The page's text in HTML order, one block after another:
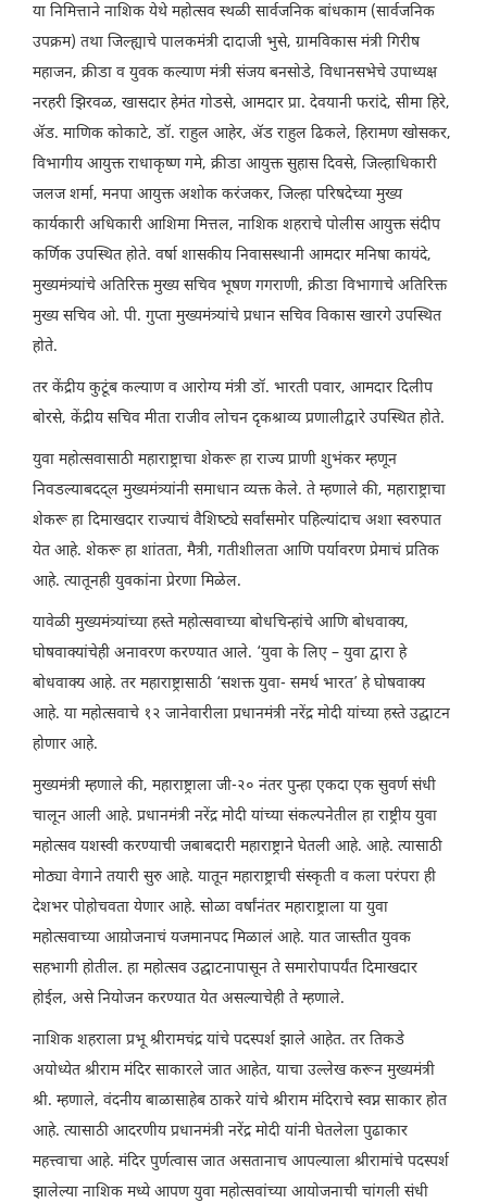
या निमित्ताने नाशिक येथे महोत्सव स्थळी सार्वजनिक बांधकाम (सार्वजनिक
उपक्रम) तथा जिल्ह्याचे पालकमंत्री दादाजी भुसे, ग्रामविकास मंत्री गिरीष
महाजन, क्रीडा व युवक कल्याण मंत्री संजय बनसोडे, विधानसभेचे उपाध्यक्ष
नरहरी झिरवळ, खासदार हेमंत गोडसे, आमदार प्रा. देवयानी फरांदे, सीमा हिरे,
ॲड. माणिक कोकाटे, डॉ. राहुल आहेर, ॲड राहुल ढिकले, हिरामण खोसकर,
विभागीय आयुक्त राधाकृष्ण गमे, क्रीडा आयुक्त सुहास दिवसे, जिल्हाधिकारी
जलज शर्मा, मनपा आयुक्त अशोक करंजकर, जिल्हा परिषदेच्या मुख्य
कार्यकारी अधिकारी आशिमा मित्तल, नाशिक शहराचे पोलीस आयुक्त संदीप
कर्णिक उपस्थित होते. वर्षा शासकीय निवासस्थानी आमदार मनिषा कायंदे,
मुख्यमंत्र्यांचे अतिरिक्त मुख्य सचिव भूषण गगराणी, क्रीडा विभागाचे अतिरिक्त
मुख्य सचिव ओ. पी. गुप्ता मुख्यमंत्र्यांचे प्रधान सचिव विकास खारगे उपस्थित
होते.
तर केंद्रीय कुटूंब कल्याण व आरोग्य मंत्री डॉ. भारती पवार, आमदार दिलीप
बोरसे, केंद्रीय सचिव मीता राजीव लोचन दृकश्राव्य प्रणालीद्वारे उपस्थित होते.
युवा महोत्सवासाठी महाराष्ट्राचा शेकरू हा राज्य प्राणी शुभंकर म्हणून
निवडल्याबदद्ल मुख्यमंत्र्यांनी समाधान व्यक्त केले. ते म्हणाले की, महाराष्ट्राचा
शेकरू हा दिमाखदार राज्याचं वैशिष्ट्ये सर्वांसमोर पहिल्यांदाच अशा स्वरुपात
येत आहे. शेकरू हा शांतता, मैत्री, गतीशीलता आणि पर्यावरण प्रेमाचं प्रतिक
आहे. त्यातूनही युवकांना प्रेरणा मिळेल.
यावेळी मुख्यमंत्र्यांच्या हस्ते महोत्सवाच्या बोधचिन्हांचे आणि बोधवाक्य,
घोषवाक्यांचेही अनावरण करण्यात आले. ‘युवा के लिए – युवा द्वारा हे
बोधवाक्य आहे. तर महाराष्ट्रासाठी ‘सशक्त युवा- समर्थ भारत’ हे घोषवाक्य
आहे. या महोत्सवाचे १२ जानेवारीला प्रधानमंत्री नरेंद्र मोदी यांच्या हस्ते उद्घाटन
होणार आहे.
मुख्यमंत्री म्हणाले की, महाराष्ट्राला जी-२० नंतर पुन्हा एकदा एक सुवर्ण संधी
चालून आली आहे. प्रधानमंत्री नरेंद्र मोदी यांच्या संकल्पनेतील हा राष्ट्रीय युवा
महोत्सव यशस्वी करण्याची जबाबदारी महाराष्ट्राने घेतली आहे. आहे. त्यासाठी
मोठ्या वेगाने तयारी सुरु आहे. यातून महाराष्ट्राची संस्कृती व कला परंपरा ही
देशभर पोहोचवता येणार आहे. सोळा वर्षांनंतर महाराष्ट्राला या युवा
महोत्सवाच्या आय़ोजनाचं यजमानपद मिळालं आहे. यात जास्तीत युवक
सहभागी होतील. हा महोत्सव उद्घाटनापासून ते समारोपापर्यंत दिमाखदार
होईल, असे नियोजन करण्यात येत असल्याचेही ते म्हणाले.
नाशिक शहराला प्रभू श्रीरामचंद्र यांचे पदस्पर्श झाले आहेत. तर तिकडे
अयोध्येत श्रीराम मंदिर साकारले जात आहेत, याचा उल्लेख करून मुख्यमंत्री
श्री. म्हणाले, वंदनीय बाळासाहेब ठाकरे यांचे श्रीराम मंदिराचे स्वप्न साकार होत
आहे. त्यासाठी आदरणीय प्रधानमंत्री नरेंद्र मोदी यांनी घेतलेला पुढाकार
महत्त्वाचा आहे. मंदिर पुर्णत्वास जात असतानाच आपल्याला श्रीरामांचे पदस्पर्श
झालेल्या नाशिक मध्ये आपण युवा महोत्सवांच्या आयोजनाची चांगली संधी